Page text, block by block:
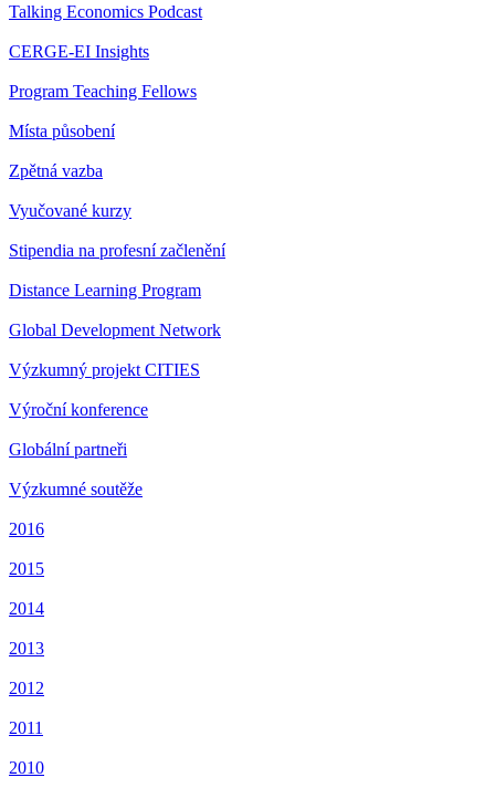
Talking Economics Podcast
CERGE-EI Insights
Program Teaching Fellows
Místa působení
Zpětná vazba
Vyučované kurzy
Stipendia na profesní začlenění
Distance Learning Program
Global Development Network
Výzkumný projekt CITIES
Výroční konference
Globální partneři
Výzkumné soutěže
2016
2015
2014
2013
2012
2011
2010